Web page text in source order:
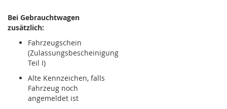
Bei Gebrauchtwagen
zusätzlich:
Fahrzeugschein
(Zulassungsbescheinigung
Teil I)
Alte Kennzeichen, falls
Fahrzeug noch
angemeldet ist